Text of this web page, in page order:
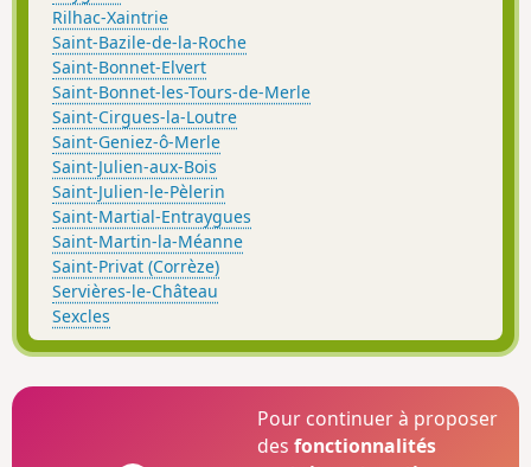
Rilhac-Xaintrie
Saint-Bazile-de-la-Roche
Saint-Bonnet-Elvert
Saint-Bonnet-les-Tours-de-Merle
Saint-Cirgues-la-Loutre
Saint-Geniez-ô-Merle
Saint-Julien-aux-Bois
Saint-Julien-le-Pèlerin
Saint-Martial-Entraygues
Saint-Martin-la-Méanne
Saint-Privat (Corrèze)
Servières-le-Château
Sexcles
Pour continuer à proposer
desfonctionnalités